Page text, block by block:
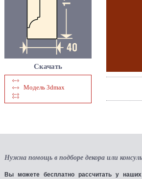
Скачать
Модель 3dmax
Нужна помощь в подборе декора или
Вы можете бесплатно рассчитать у